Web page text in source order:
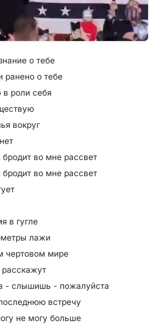
о тебе
о тебе
в роли себя
вокруг
во мне рассвет
во мне рассвет
в гугле
лажи
чертовом мире
- слышишь - пожалуйста
встречу
не могу больше